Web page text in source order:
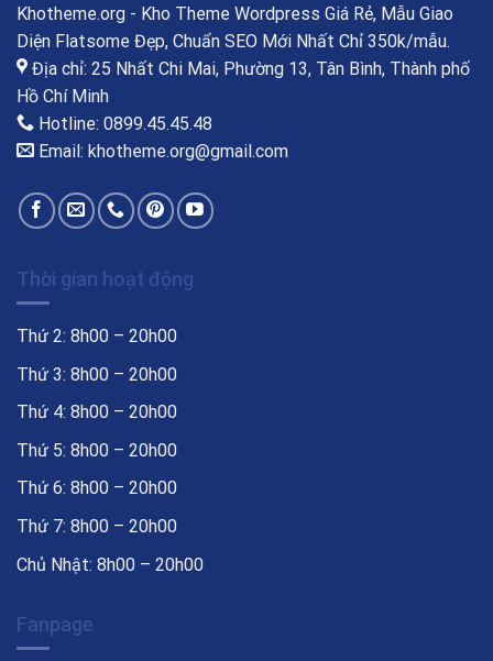
Khotheme.org - Kho Theme Wordpress Giá Rẻ, Mẫu Giao
Diện Flatsome Đẹp, Chuẩn SEO Mới Nhất Chỉ 350k/mẫu.
Địa chỉ: 25 Nhất Chi Mai, Phường 13, Tân Bình, Thành phố
Hồ Chí Minh
Hotline: 0899.45.45.48
Email: khotheme.org@gmail.com
Thời gian hoạt động
Thứ 2: 8h00 – 20h00
Thứ 3: 8h00 – 20h00
Thứ 4: 8h00 – 20h00
Thứ 5: 8h00 – 20h00
Thứ 6: 8h00 – 20h00
Thứ 7: 8h00 – 20h00
Chủ Nhật: 8h00 – 20h00
Fanpage